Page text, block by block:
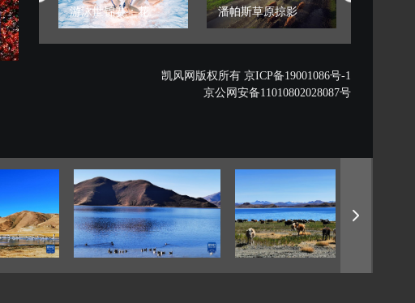
游泳世锦赛：花... 潘帕斯草原掠影
凯风网版权所有 京ICP备19001086号-1
京公网安备11010802028087号